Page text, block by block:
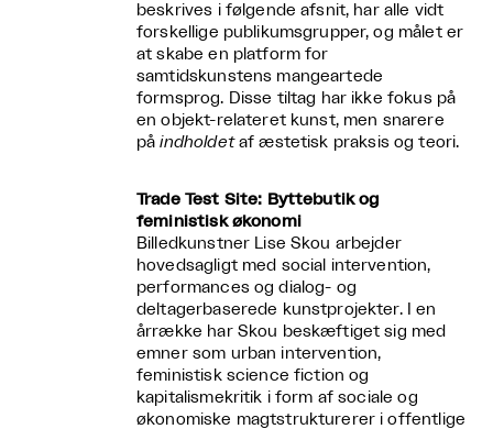
beskrives i følgende afsnit, har alle vidt
forskellige publikumsgrupper, og målet er
at skabe en platform for
samtidskunstens mangeartede
formsprog. Disse tiltag har ikke fokus på
en objekt-relateret kunst, men snarere
påindholdetaf æstetisk praksis og teori.
Trade Test Site: Byttebutik og
feministisk økonomi
Billedkunstner Lise Skou arbejder
hovedsagligt med social intervention,
performances og dialog- og
deltagerbaserede kunstprojekter. I en
årrække har Skou beskæftiget sig med
emner som urban intervention,
feministisk science fiction og
kapitalismekritik i form af sociale og
økonomiske magtstrukturerer i offentlige